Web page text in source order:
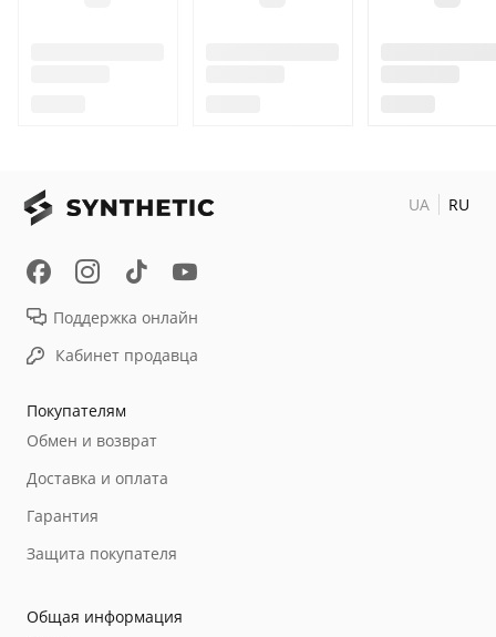
Покупателям
Обмен и возврат
Доставка и оплата
Гарантия
Защита покупателя
Общая информация
Поддержка онлайн
Кабинет продавца
UA RU